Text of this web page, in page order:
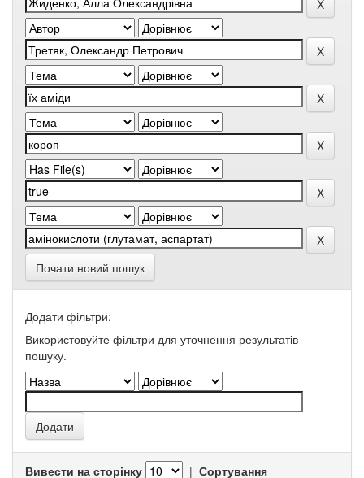
Почати новий пошук
Додати фільтри:
Використовуйте фільтри для уточнення результатів
пошуку.
Вивести на сторінку | Сортування